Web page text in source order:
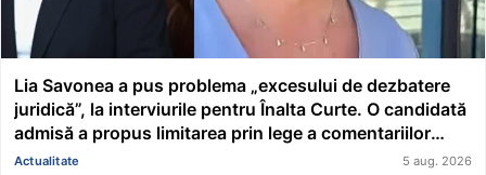
Lia Savonea a pus problema „excesului de dezbatere
juridică”, la interviurile pentru Înalta Curte. O candidată
admisă a propus limitarea prin lege a comentariilor
presei și societății civile în privința deciziilor instanțelor
Actualitate 5 aug. 2026